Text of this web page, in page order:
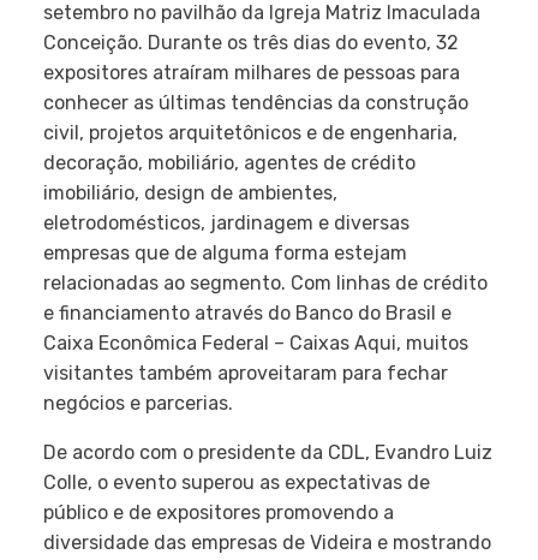
setembro no pavilhão da Igreja Matriz Imaculada
Conceição. Durante os três dias do evento, 32
expositores atraíram milhares de pessoas para
conhecer as últimas tendências da construção
civil, projetos arquitetônicos e de engenharia,
decoração, mobiliário, agentes de crédito
imobiliário, design de ambientes,
eletrodomésticos, jardinagem e diversas
empresas que de alguma forma estejam
relacionadas ao segmento. Com linhas de crédito
e financiamento através do Banco do Brasil e
Caixa Econômica Federal – Caixas Aqui, muitos
visitantes também aproveitaram para fechar
negócios e parcerias.
De acordo com o presidente da CDL, Evandro Luiz
Colle, o evento superou as expectativas de
público e de expositores promovendo a
diversidade das empresas de Videira e mostrando